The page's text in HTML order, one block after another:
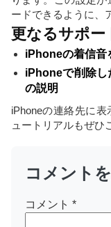
ードできるように、
更なるサポー
iPhoneの着信音
iPhoneで削除し
の説明
iPhoneの連絡先に
ュートリアルもぜひ
コメント
コメント *